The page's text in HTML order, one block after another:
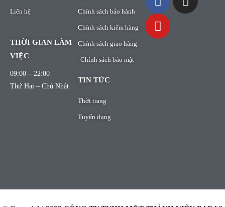
Liên hệ
THỜI GIAN LÀM
VIỆC
09:00 – 22:00
Thứ Hai – Chủ Nhật
Chính sách bảo hành
Chính sách kiểm hàng
Chính sách giao hàng
Chính sách bảo mật
TIN TỨC
Thời trang
Tuyển dụng